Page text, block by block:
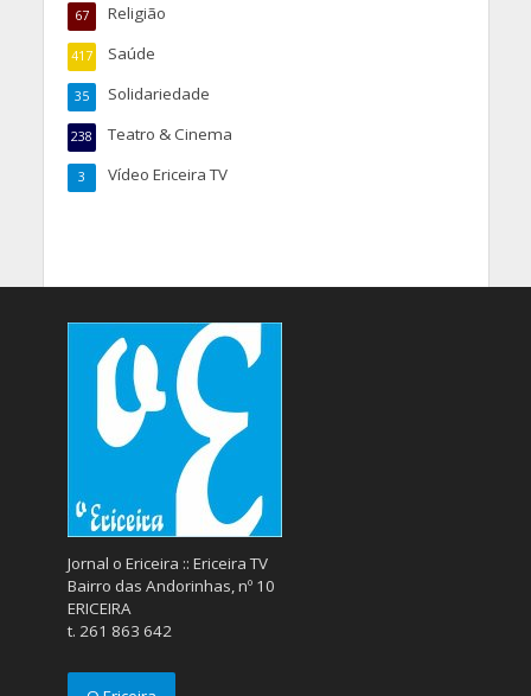
Religião
67
Saúde
417
Solidariedade
35
Teatro & Cinema
238
Vídeo Ericeira TV
3
Jornal o Ericeira :: Ericeira TV
Bairro das Andorinhas, nº 10
ERICEIRA
t. 261 863 642